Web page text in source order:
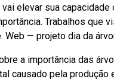
elevar sua
Trabalhos que
— projeto dia da
a importância das
causado pela produção